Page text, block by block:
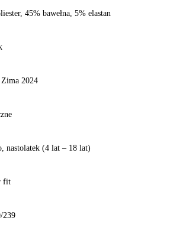
45% bawełna, 5% elastan
Zima 2024
nastolatek (4 lat – 18 lat)
fit
239